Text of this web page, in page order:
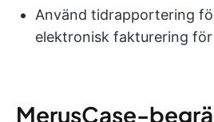
Använd tidrapportering
elektronisk fakturering
MerusCase-